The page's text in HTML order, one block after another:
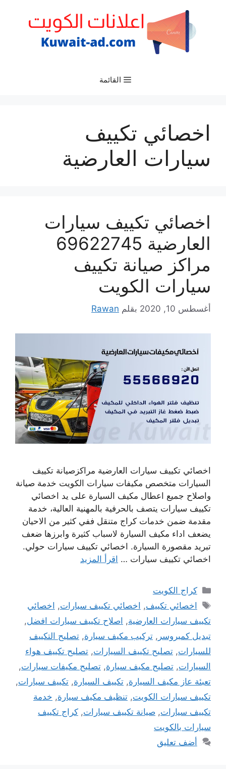
القائمة
اخصائي تكييف
سيارات العارضية
اخصائي تكييف سيارات
العارضية 69622745
مراكز صيانة تكييف
سيارات الكويت
أغسطس 10, 2020 بقلم Rawan
اخصائي تكييف سيارات العارضية مراكزصيانة تكييف
السيارات متخصص مكيفات سيارات الكويت خدمة صيانة
واصلاح جميع اعطال مكيف السيارة على يد اخصائي
تكييف سيارات يتصف بالحرفية بالمهنية العالية، خدمة
مقدمة ضمن خدمات كراج متنقل ففي كثير من الاحيان
يضعف اداء مكيف السيارة لاسباب كثيرة وابرزها ضعف
تبريد مقصورة السيارة. اخصائي تكييف سيارات حولي.
اخصائي تكييف سيارات … اقرأ المزيد
التصنيفات
كراج الكويت
الوسوم
اخصائي تكييف, اخصائي تكييف سيارات, اخصائي
تكييف سيارات العارضية, اصلاح تكييف سيارات افضل,
تبديل كمبروسر , تركيب مكيف سيارة, تصليح التكييف
للسيارات, تصليح تكييف السيارات, تصليح تكييف هواء
السيارات, تصليح مكيف سيارة, تصليح مكيفات سيارات,
تعبئة عاز مكيف السيارة, تكييف السيارة, تكييف سيارات,
تكييف سيارات الكويت, تنظيف مكيف سيارة, خدمة
تكييف سيارات, صيانة تكييف سيارات, كراج تكييف
سيارات بالكويت
أضف تعليق